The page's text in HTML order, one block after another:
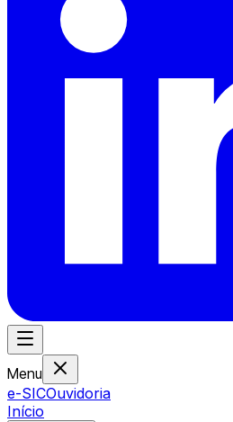
Menu
e-SICOuvidoria
Início